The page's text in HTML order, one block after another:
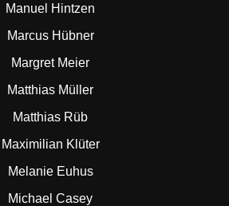
Manuel Hintzen
Marcus Hübner
Margret Meier
Matthias Müller
Matthias Rüb
Maximilian Klüter
Melanie Euhus
Michael Casey